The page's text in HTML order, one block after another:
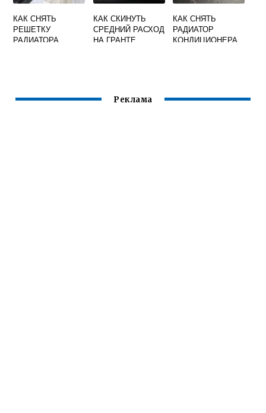
КАК СНЯТЬ
РЕШЕТКУ
РАДИАТОРА
КАК СКИНУТЬ
СРЕДНИЙ РАСХОД
НА ГРАНТЕ
КАК СНЯТЬ
РАДИАТОР
КОНДИЦИОНЕРА
Реклама